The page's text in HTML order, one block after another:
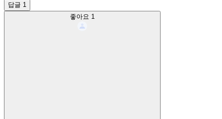
답글 1
좋아요 1